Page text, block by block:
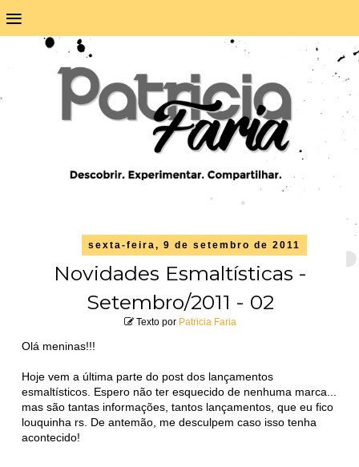
≡
sexta-feira, 9 de setembro de 2011
Novidades Esmaltísticas -
Setembro/2011 - 02
Texto por Patricia Faria
Olá meninas!!!
Hoje vem a última parte do post dos lançamentos
esmaltísticos. Espero não ter esquecido de nenhuma marca...
mas são tantas informações, tantos lançamentos, que eu fico
louquinha rs. De antemão, me desculpem caso isso tenha
acontecido!